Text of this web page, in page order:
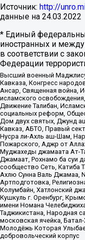
Источник: http://
данные на 24.03.2022
* Единый
иностранных и
в соответствии с
Федерации
Высший военный
Кавказа, Конгресс
Ансар, Священная война,
исламского
Движение Талибан,
социальных реформ,
Дом двух святых, Джунд
Кавказ, АБТО, Правый
Нусра ли-Ахль аш-Шам,
Пожарского, Аджр от
Муджахеды джамаата Ат-
Джамаат, Рохнамо ба суи
сообщество Сеть, Катиба
Ахлю Сунна Валь Джамаа,
Артподготовка,
Колумбайн, Хатлонский
Кушкуль г. Оренбург,
имени Номана
Таджикистана, Народная
московская ячейка,
Молодёжь Которая
добровольческий корпус